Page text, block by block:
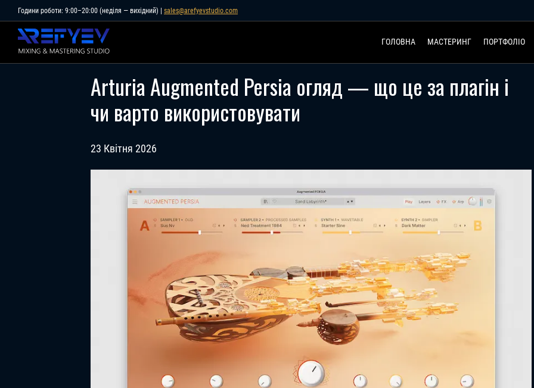
to
content
Години роботи: 9:00–20:00 (неділя — вихідний) | sales@arefyevstudio.com
ГОЛОВНА МАСТЕРИНГ ПОРТФОЛІО
Arturia Augmented Persia огляд — що це за плагін і
чи варто використовувати
23 Квітня 2026